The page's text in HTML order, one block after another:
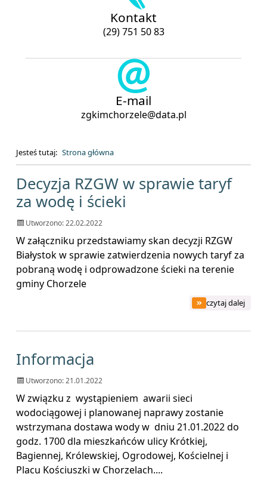
Kontakt
(29) 751 50 83
E-mail
zgkimchorzele@data.pl
Jesteś tutaj: Strona główna
Strona główna
Aktualności, strona 2 z 2
Decyzja RZGW w sprawie taryf
za wodę i ścieki
Utworzono: 22.02.2022
W załączniku przedstawiamy skan decyzji RZGW
Białystok w sprawie zatwierdzenia nowych taryf za
pobraną wodę i odprowadzone ścieki na terenie
gminy Chorzele
czytaj dalej
na temat: Decyzja
Informacja
Utworzono: 21.01.2022
W związku z wystąpieniem awarii sieci
wodociągowej i planowanej naprawy zostanie
wstrzymana dostawa wody w dniu 21.01.2022 do
godz. 1700 dla mieszkańców ulicy Krótkiej,
Bagiennej, Królewskiej, Ogrodowej, Kościelnej i
Placu Kościuszki w Chorzelach....